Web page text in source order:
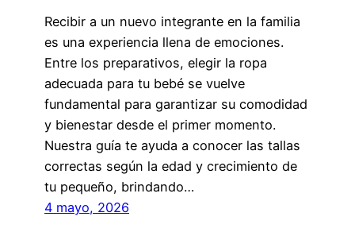
Recibir a un nuevo integrante en la familia
es una experiencia llena de emociones.
Entre los preparativos, elegir la ropa
adecuada para tu bebé se vuelve
fundamental para garantizar su comodidad
y bienestar desde el primer momento.
Nuestra guía te ayuda a conocer las tallas
correctas según la edad y crecimiento de
tu pequeño, brindando…
4 mayo, 2026